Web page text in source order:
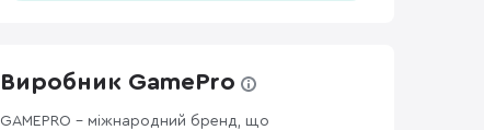
Виробник GamePro
GAMEPRO – міжнародний бренд, що